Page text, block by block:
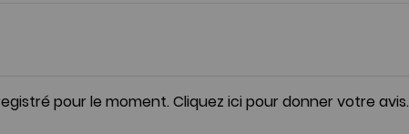
pour le moment. Cliquez ici pour donner votre avis.